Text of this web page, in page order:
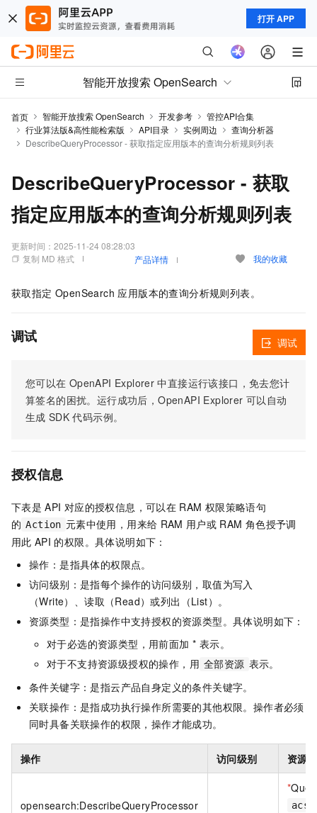
打开 APP
智能开放搜索 OpenSearch
首页 智能开放搜索 OpenSearch 开发参考
管控API合集
行业算法版&高性能检索版
API目录 实例周边
查询分析器
DescribeQueryProcessor - 获取指定应用版本的查询分析规则列表
DescribeQueryProcessor - 获取
指定应用版本的查询分析规则列表
更新时间： 2025-11-24 08:28:03
复制 MD 格式
产品详情 我的收藏
获取指定 OpenSearch 应用版本的查询分析规则列表。
调试
您可以在 OpenAPI Explorer 中直接运行该接口，免去您计
算签名的困扰。运行成功后，OpenAPI Explorer 可以自动
生成 SDK 代码示例。
调试
授权信息
下表是 API 对应的授权信息，可以在 RAM 权限策略语句
的 Action 元素中使用，用来给 RAM 用户或 RAM 角色授予调
用此 API 的权限。具体说明如下：
操作：是指具体的权限点。
访问级别：是指每个操作的访问级别，取值为写入
（Write）、读取（Read）或列出（List）。
资源类型：是指操作中支持授权的资源类型。具体说明如下：
对于必选的资源类型，用前面加 * 表示。
对于不支持资源级授权的操作，用 全部资源 表示。
条件关键字：是指云产品自身定义的条件关键字。
关联操作：是指成功执行操作所需要的其他权限。操作者必须
同时具备关联操作的权限，操作才能成功。
操作 访问级别 资源
opensearch:DescribeQueryProcessor
*